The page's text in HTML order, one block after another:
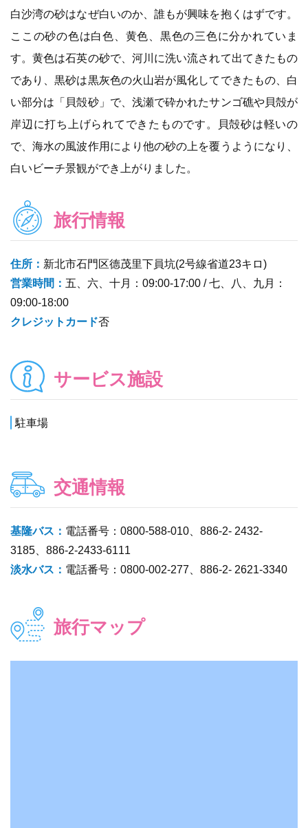
白沙湾の砂はなぜ白いのか、誰もが興味を抱くはずです。
ここの砂の色は白色、黄色、黒色の三色に分かれていま
す。黄色は石英の砂で、河川に洗い流されて出てきたもの
であり、黒砂は黒灰色の火山岩が風化してできたもの、白
い部分は「貝殻砂」で、浅瀬で砕かれたサンゴ礁や貝殻が
岸辺に打ち上げられてできたものです。貝殻砂は軽いの
で、海水の風波作用により他の砂の上を覆うようになり、
白いビーチ景観ができ上がりました。
旅行情報
住所： 新北市石門区德茂里下員坑(2号線省道23キロ)
営業時間： 五、六、十月：09:00-17:00 / 七、八、九月：
09:00-18:00
クレジットカード否
サービス施設
駐車場
交通情報
基隆バス： 電話番号：0800-588-010、886-2- 2432-
3185、886-2-2433-6111
淡水バス： 電話番号：0800-002-277、886-2- 2621-3340
旅行マップ